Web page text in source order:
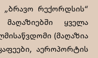
„ბრავო რექორდსის“
ყველა
(მაღაზია
აეროპორტის